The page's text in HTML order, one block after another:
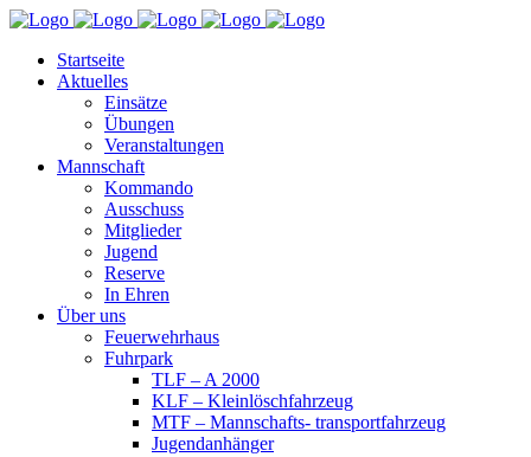
Startseite
Aktuelles
Einsätze
Übungen
Veranstaltungen
Mannschaft
Kommando
Ausschuss
Mitglieder
Jugend
Reserve
In Ehren
Über uns
Feuerwehrhaus
Fuhrpark
TLF – A 2000
KLF – Kleinlöschfahrzeug
MTF – Mannschafts- transportfahrzeug
Jugendanhänger